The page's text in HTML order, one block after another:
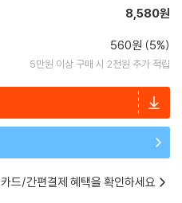
8,580원
560원 (5%)
5만원 이상 구매 시 2천원 추가 적립
카드/간편결제 혜택을 확인하세요